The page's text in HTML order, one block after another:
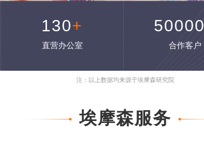
130+
直营办公室
50000
合作客户
注：以上数据均来源于埃摩森研究院
埃摩森服务